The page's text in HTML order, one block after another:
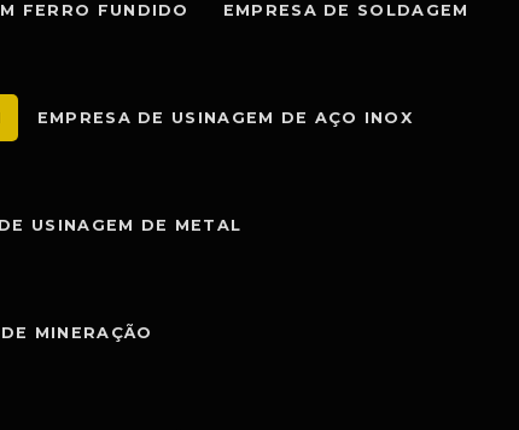
FERRO FUNDIDO EMPRESA DE SOLDAGEM
EMPRESA DE USINAGEM DE AÇO INOX
USINAGEM DE METAL
MINERAÇÃO